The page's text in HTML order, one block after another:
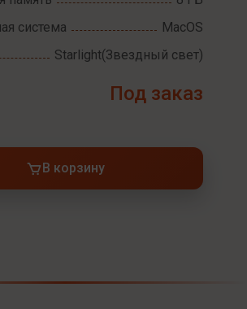
система
MacOS
Starlight(Звездный свет)
Под заказ
В корзину